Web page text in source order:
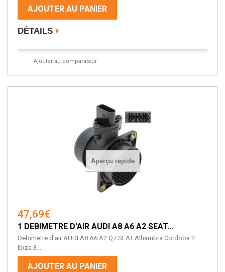
AJOUTER AU PANIER
DÉTAILS
Ajouter au comparateur
Aperçu rapide
47,69€
1 DEBIMETRE D'AIR AUDI A8 A6 A2 SEAT...
Debimetre d'air AUDI A8 A6 A2 Q7 SEAT Alhambra Cordoba 2
Ibiza 3...
AJOUTER AU PANIER